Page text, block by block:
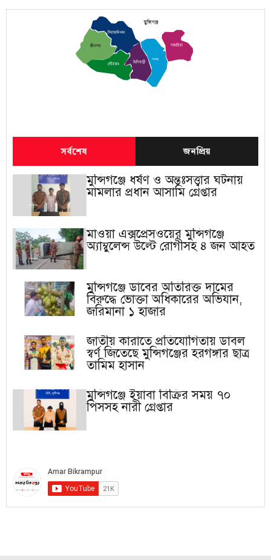
শ্রীনগর
সিরাজদিখান
টংগিবাড়ী
সদর
গজারিয়া
লৌহজং
মুন্সিগঞ্জ
সর্বশেষ জনপ্রিয়
মুন্সিগঞ্জে ধর্ষণ ও অন্তঃসত্ত্বার ঘটনায়
মামলার প্রধান আসামি গ্রেপ্তার
মাওয়া এক্সপ্রেসওয়ের মুন্সিগঞ্জে
অ্যাম্বুলেন্স উল্টে রোগীসহ ৪ জন আহত
মুন্সিগঞ্জে ডাবের অতিরিক্ত দামের
বিরুদ্ধে ভোক্তা অধিকারের অভিযান,
জরিমানা ১ হাজার
জাতীয় কারাতে প্রতিযোগিতায় ডাবল
স্বর্ণ জিতেছে মুন্সিগঞ্জের হরগঙ্গার ছাত্র
তামিম হাসান
মুন্সিগঞ্জে ইয়াবা বিক্রির সময় ৭০
পিসসহ নারী গ্রেপ্তার